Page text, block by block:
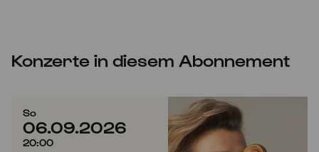
Konzerte in diesem Abonnement
So
06.09.2026
20:00